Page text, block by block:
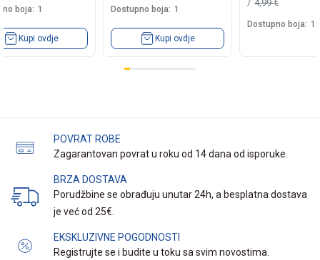
boja: 1
Kupi ovdje
Dostupno boja: 1
Kupi ovdje
4,99€
Dostupno boja: 1
POVRAT ROBE
Zagarantovan povrat u roku od 14 dana od isporuke.
BRZA DOSTAVA
Porudžbine se obrađuju unutar 24h, a besplatna dostava
je već od 25€.
EKSKLUZIVNE POGODNOSTI
Registrujte se i budite u toku sa svim novostima.